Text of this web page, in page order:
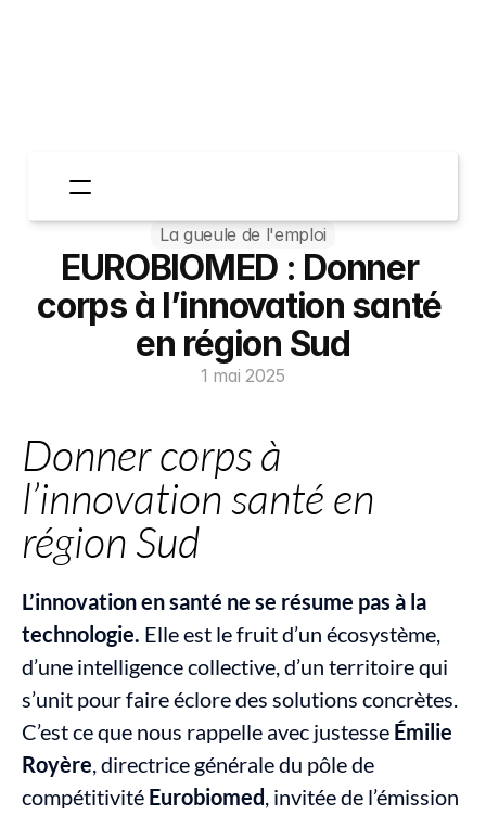
Espace Entreprises
Espace Candidats
Qui sommes-nous?
TheGoodStories
Contactez-nous
La gueule de l'emploi
EUROBIOMED : Donner
corps à l’innovation santé
en région Sud
1 mai 2025
Donner corps à
l’innovation santé en
région Sud
L’innovation en santé ne se résume pas à la
technologie. Elle est le fruit d’un écosystème,
d’une intelligence collective, d’un territoire qui
s’unit pour faire éclore des solutions concrètes.
C’est ce que nous rappelle avec justesse Émilie
Royère, directrice générale du pôle de
compétitivité Eurobiomed